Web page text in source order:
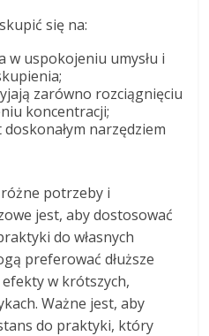
się na:
w uspokojeniu umysłu i
zarówno rozciągnięciu
koncentracji;
narzędziem
potrzeby i
jest, aby dostosować
do własnych
preferować dłuższe
w krótszych,
Ważne jest, aby
do praktyki, który